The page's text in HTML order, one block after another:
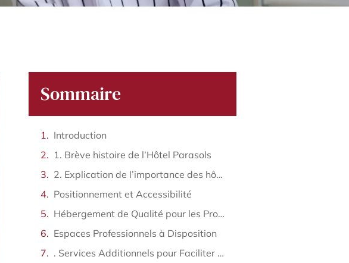
Sommaire
Introduction
1. Brève histoire de l’Hôtel Parasols
2. Explication de l’importance des hôtels pour les voyageurs d’affaires
Positionnement et Accessibilité
Hébergement de Qualité pour les Professionnels
Espaces Professionnels à Disposition
. Services Additionnels pour Faciliter le Séjour